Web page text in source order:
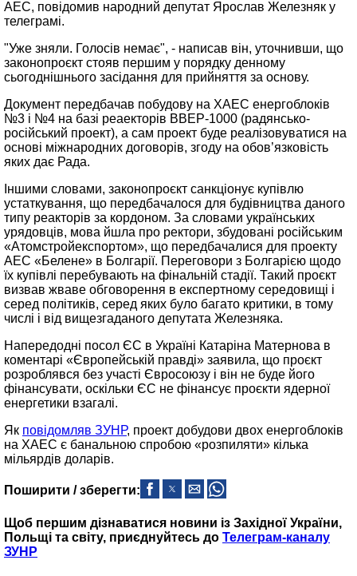
АЕС, повідомив народний депутат Ярослав Железняк у
телеграмі.
"Уже зняли. Голосів немає", - написав він, уточнивши, що
законопроєкт стояв першим у порядку денному
сьогоднішнього засідання для прийняття за основу.
Документ передбачав побудову на ХАЕС енергоблоків
№3 і №4 на базі реаекторів ВВЕР-1000 (радянсько-
російський проект), а сам проект буде реалізовуватися на
основі міжнародних договорів, згоду на обов’язковість
яких дає Рада.
Іншими словами, законопроєкт санкціонує купівлю
устаткування, що передбачалося для будівництва даного
типу реакторів за кордоном. За словами українських
урядовців, мова йшла про ректори, збудовані російським
«Атомстройекспортом», що передбачалися для проекту
АЕС «Белене» в Болгарії. Переговори з Болгарією щодо
їх купівлі перебувають на фінальній стадії. Такий проєкт
визвав жваве обговорення в експертному середовищі і
серед політиків, серед яких було багато критики, в тому
числі і від вищезгаданого депутата Железняка.
Напередодні посол ЄС в Україні Катаріна Матернова в
коментарі «Європейській правді» заявила, що проєкт
розроблявся без участі Євросоюзу і він не буде його
фінансувати, оскільки ЄС не фінансує проєкти ядерної
енергетики взагалі.
Як повідомляв ЗУНР, проект добудови двох енергоблоків
на ХАЕС є банальною спробою «розпиляти» кілька
мільярдів доларів.
Поширити / зберегти:
Щоб першим дізнаватися новини із Західної України,
Польщі та світу, приєднуйтесь до Телеграм-каналу
ЗУНР